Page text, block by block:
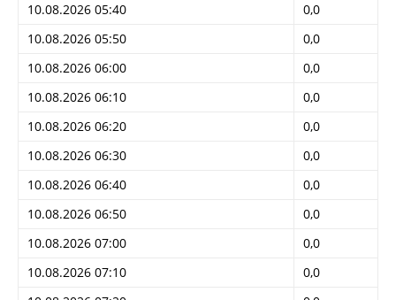
10.08.2026 05:40
0,0
10.08.2026 05:50
0,0
10.08.2026 06:00
0,0
10.08.2026 06:10
0,0
10.08.2026 06:20
0,0
10.08.2026 06:30
0,0
10.08.2026 06:40
0,0
10.08.2026 06:50
0,0
10.08.2026 07:00
0,0
10.08.2026 07:10
0,0